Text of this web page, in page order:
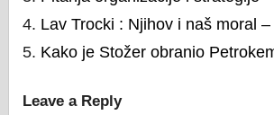
Lav Trocki : Njihov i naš moral
Kako je Stožer obranio
Leave a Reply